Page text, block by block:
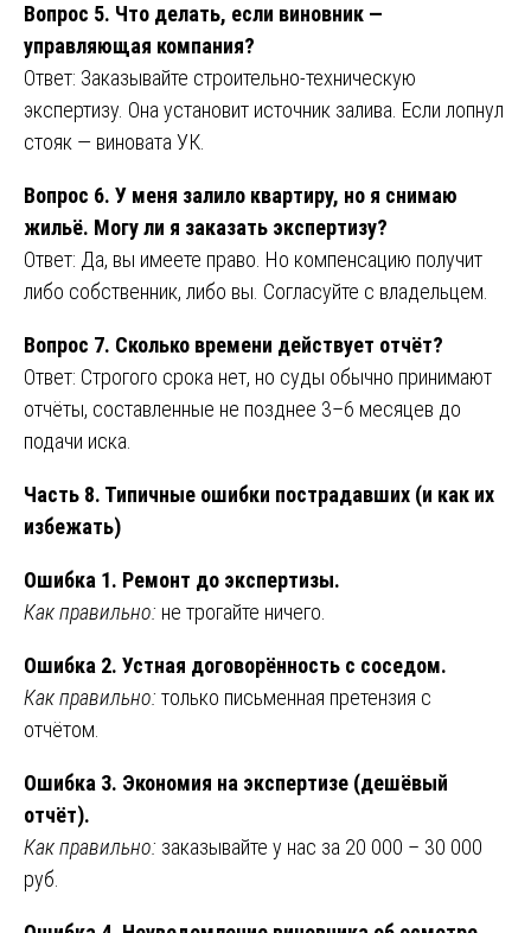
Вопрос 5. Что делать, если виновник —
управляющая компания?
Ответ: Заказывайте строительно-техническую
экспертизу. Она установит источник залива. Если лопнул
стояк — виновата УК.
Вопрос 6. У меня залило квартиру, но я снимаю
жильё. Могу ли я заказать экспертизу?
Ответ: Да, вы имеете право. Но компенсацию получит
либо собственник, либо вы. Согласуйте с владельцем.
Вопрос 7. Сколько времени действует отчёт?
Ответ: Строгого срока нет, но суды обычно принимают
отчёты, составленные не позднее 3–6 месяцев до
подачи иска.
Часть 8. Типичные ошибки пострадавших (и как их
избежать)
Ошибка 1. Ремонт до экспертизы.
Как правильно: не трогайте ничего.
Ошибка 2. Устная договорённость с соседом.
Как правильно: только письменная претензия с
отчётом.
Ошибка 3. Экономия на экспертизе (дешёвый
отчёт).
Как правильно: заказывайте у нас за 20 000 – 30 000
руб.